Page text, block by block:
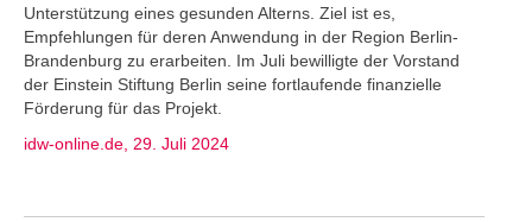
Unterstützung eines gesunden Alterns. Ziel ist es,
Empfehlungen für deren Anwendung in der Region Berlin-
Brandenburg zu erarbeiten. Im Juli bewilligte der Vorstand
der Einstein Stiftung Berlin seine fortlaufende finanzielle
Förderung für das Projekt.
idw-online.de, 29. Juli 2024